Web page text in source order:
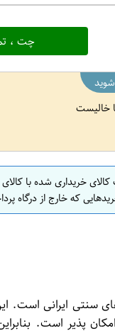
چت ،
خالیست
خریداری شده با
که خارج از درگاه
و عطر چای های
پذیر است.